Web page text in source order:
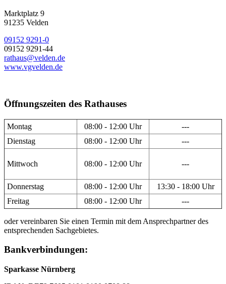
Marktplatz 9
91235 Velden
09152 9291-0
09152 9291-44
rathaus@velden.de
www.vgvelden.de
Öffnungszeiten des Rathauses
Montag 08:00 - 12:00 Uhr
---
Dienstag
08:00 - 12:00 Uhr ---
Mittwoch 08:00 - 12:00 Uhr ---
Donnerstag 08:00 - 12:00 Uhr
13:30 - 18:00 Uhr
Freitag
08:00 - 12:00 Uhr ---
oder vereinbaren Sie einen Termin mit dem Ansprechpartner des
entsprechenden Sachgebietes.
Bankverbindungen:
Sparkasse Nürnberg